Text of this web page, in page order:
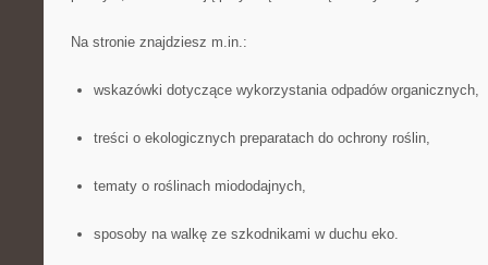
Na stronie znajdziesz m.in.:
wskazówki dotyczące wykorzystania odpadów organicznych,
treści o ekologicznych preparatach do ochrony roślin,
tematy o roślinach miododajnych,
sposoby na walkę ze szkodnikami w duchu eko.